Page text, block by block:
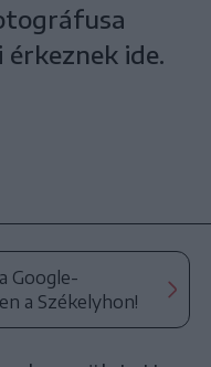
ide.
Google-
a Székelyhon!